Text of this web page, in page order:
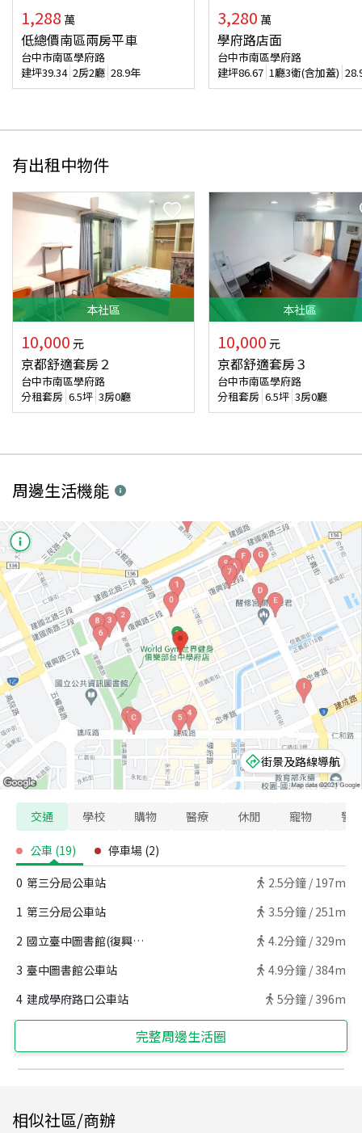
1,288 萬
低總價南區兩房平車
台中市南區學府路
建坪39.34 2房2廳 28.9年
3,280 萬
學府路店面
台中市南區學府路
建坪86.67 1廳3衛(含加蓋)
有出租中物件
本社區
10,000 元
京都舒適套房２
台中市南區學府路
分租套房 6.5坪 3房0廳
本社區
10,000 元
京都舒適套房３
台中市南區學府路
分租套房 6.5坪 3房0廳
周邊生活機能
街景及路線導航
交通 學校 購物 醫療 休閒 寵物 警
公車 (19) 停車場 (2)
0 第三分局公車站 2.5分鐘 / 197m
1 第三分局公車站 3.5分鐘 / 251m
2 國立臺中圖書館(復興路)公車站 4.2分鐘 / 329m
3 臺中圖書館公車站 4.9分鐘 / 384m
4 建成學府路口公車站 5分鐘 / 396m
完整周邊生活圈
相似社區/商辦